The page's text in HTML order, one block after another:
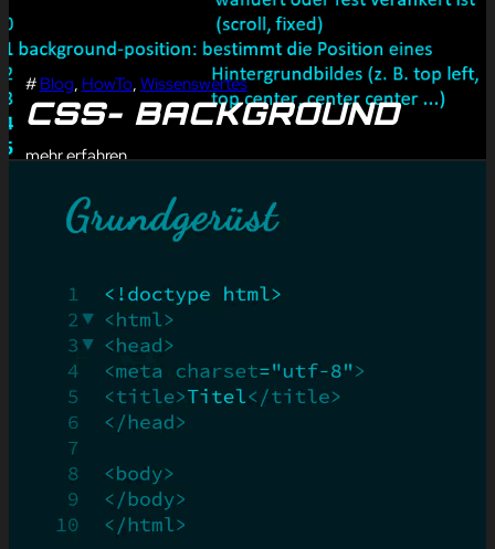
# Blog, HowTo, Wissenswertes
CSS- BACKGROUND
mehr erfahren